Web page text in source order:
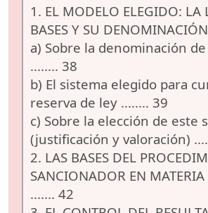
1. EL MODELO ELEGIDO: LA
BASES Y SU
a) Sobre la denominación
........ 38
b) El sistema elegido para
reserva de ley ........ 39
c) Sobre la elección de este
(justificación y valoración)
2. LAS BASES DEL
SANCIONADOR EN MATERIA
....... 42